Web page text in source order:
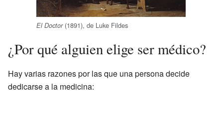
El Doctor(1891), de Luke Fildes
¿Por qué alguien elige ser médico?
Hay varias razones por las que una persona decide
dedicarse a la medicina: